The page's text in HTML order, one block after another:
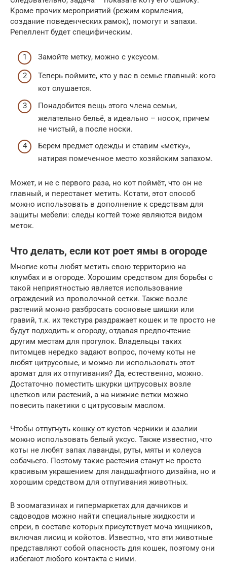
Кроме прочих мероприятий (режим кормления,
создание поведенческих рамок), помогут и запахи.
Репеллент будет специфическим.
Замойте метку, можно с уксусом.
Теперь поймите, кто у вас в семье главный: кого
кот слушается.
Понадобится вещь этого члена семьи,
желательно бельё, а идеально – носок, причем
не чистый, а после носки.
Берем предмет одежды и ставим «метку»,
натирая помеченное место хозяйским запахом.
Может, и не с первого раза, но кот поймёт, что он не
главный, и перестанет метить. Кстати, этот способ
можно использовать в дополнение к средствам для
защиты мебели: следы когтей тоже являются видом
меток.
Что делать, если кот роет ямы в огороде
Многие коты любят метить свою территорию на
клумбах и в огороде. Хорошим средством для борьбы с
такой неприятностью является использование
ограждений из проволочной сетки. Также возле
растений можно разбросать сосновые шишки или
гравий, т.к. их текстура раздражает кошек и те просто не
будут подходить к огороду, отдавая предпочтение
другим местам для прогулок. Владельцы таких
питомцев нередко задают вопрос, почему коты не
любят цитрусовые, и можно ли использовать этот
аромат для их отпугивания? Да, естественно, можно.
Достаточно поместить шкурки цитрусовых возле
цветков или растений, а на нижние ветки можно
повесить пакетики с цитрусовым маслом.
Чтобы отпугнуть кошку от кустов черники и азалии
можно использовать белый уксус. Также известно, что
коты не любят запах лаванды, руты, мяты и колеуса
собачьего. Поэтому такие растения станут не просто
красивым украшением для ландшафтного дизайна, но и
хорошим средством для отпугивания животных.
В зоомагазинах и гипермаркетах для дачников и
садоводов можно найти специальные жидкости и
спреи, в составе которых присутствует моча хищников,
включая лисиц и койотов. Известно, что эти животные
представляют собой опасность для кошек, поэтому они
избегают любого контакта с ними.